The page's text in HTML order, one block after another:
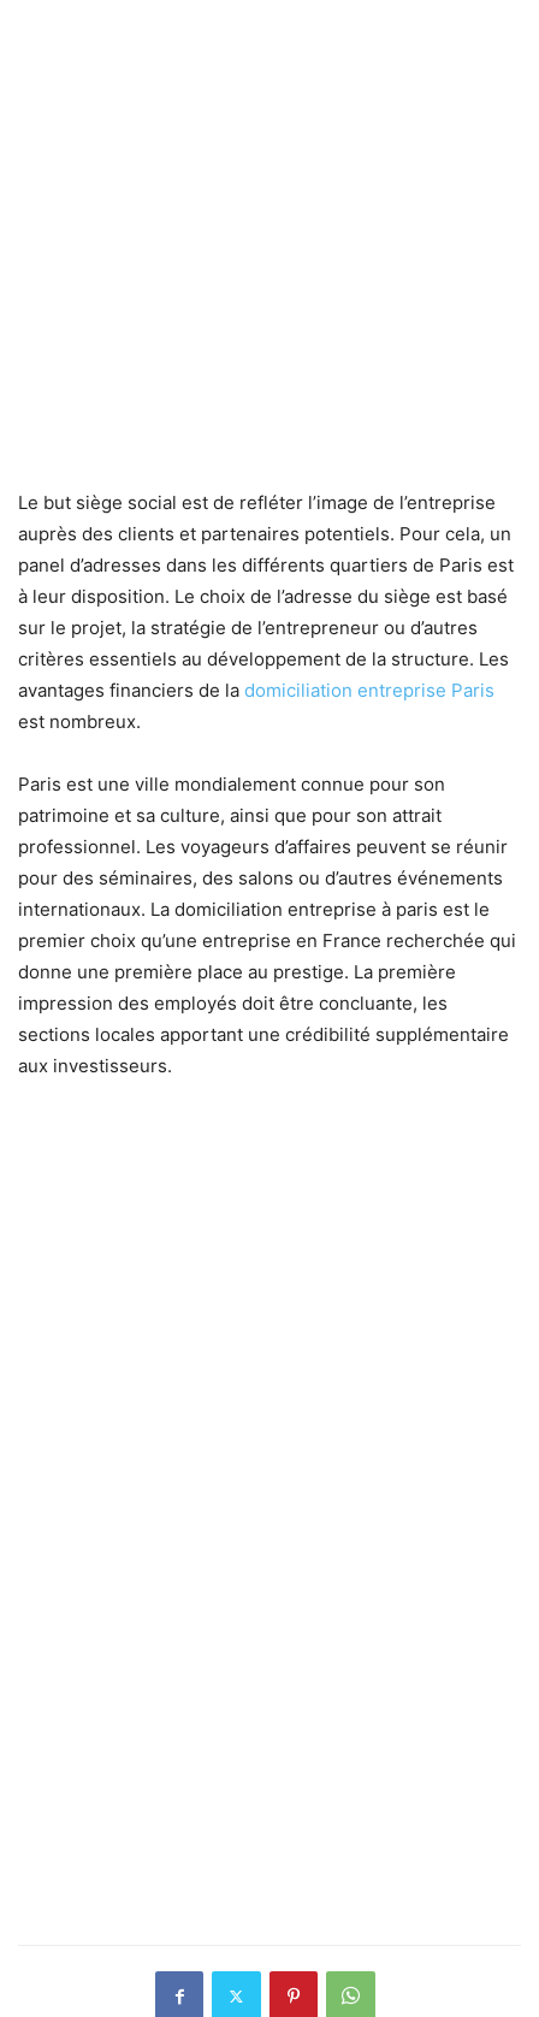
Le but siège social est de refléter l’image de l’entreprise
auprès des clients et partenaires potentiels. Pour cela, un
panel d’adresses dans les différents quartiers de Paris est
à leur disposition. Le choix de l’adresse du siège est basé
sur le projet, la stratégie de l’entrepreneur ou d’autres
critères essentiels au développement de la structure. Les
avantages financiers de la domiciliation entreprise Paris
est nombreux.
Paris est une ville mondialement connue pour son
patrimoine et sa culture, ainsi que pour son attrait
professionnel. Les voyageurs d’affaires peuvent se réunir
pour des séminaires, des salons ou d’autres événements
internationaux. La domiciliation entreprise à paris est le
premier choix qu’une entreprise en France recherchée qui
donne une première place au prestige. La première
impression des employés doit être concluante, les
sections locales apportant une crédibilité supplémentaire
aux investisseurs.